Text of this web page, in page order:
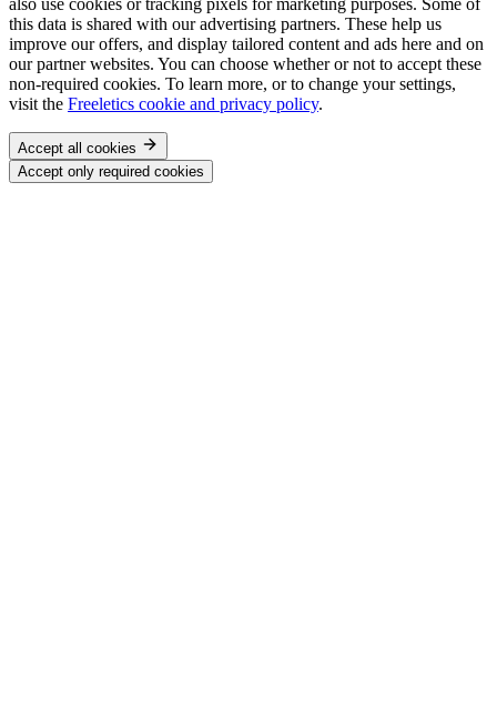
this data is shared with our advertising partners. These help us
improve our offers, and display tailored content and ads here and on
our partner websites. You can choose whether or not to accept these
non-required cookies. To learn more, or to change your settings,
visit the Freeletics cookie and privacy policy.
Accept all cookies
Accept only required cookies